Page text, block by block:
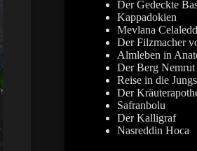
Der Gedeckte
Kappadokien
Mevlana
Der Filzmacher
Almleben in
Der Berg Nemrut
Reise in die
Der
Safranbolu
Der Kalligraf
Nasreddin Hoca